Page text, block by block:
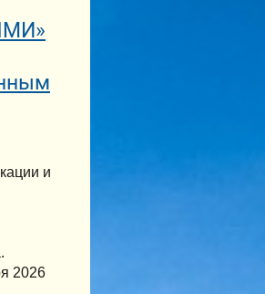
и
2026